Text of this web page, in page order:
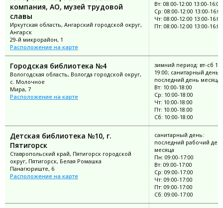
компания, АО, музей трудовой
славы
Иркутская область, Ангарский городской округ,
Ангарск
29-й микрорайон, 1
Расположение на карте
Вт: 08:00-12:00 13:00-16:00
Ср: 08:00-12:00 13:00-16:00
Чт: 08:00-12:00 13:00-16:00
Пт: 08:00-12:00 13:00-16:00
Городская библиотека №4
Вологодская область, Вологда городской округ,
с. Молочное
Мира, 7
Расположение на карте
зимний период: вт-сб
19:00; санитарный день:
последний день месяца
Вт: 10:00-18:00
Ср: 10:00-18:00
Чт: 10:00-18:00
Пт: 10:00-18:00
Сб: 10:00-18:00
Детская библиотека №10, г.
Пятигорск
Ставропольский край, Пятигорск городской
округ, Пятигорск, Белая Ромашка
Панагюриште, 6
Расположение на карте
санитарный день:
последний рабочий
месяца
Пн: 09:00-17:00
Вт: 09:00-17:00
Ср: 09:00-17:00
Чт: 09:00-17:00
Пт: 09:00-17:00
Сб: 09:00-17:00